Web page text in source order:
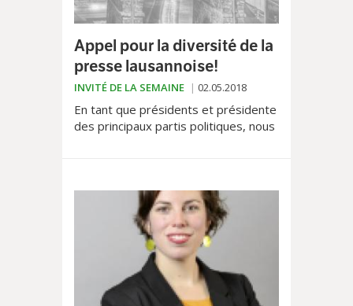
Appel pour la diversité de la
presse lausannoise!
INVITÉ DE LA SEMAINE 02.05.2018
En tant que présidents et présidente
des principaux partis politiques, nous